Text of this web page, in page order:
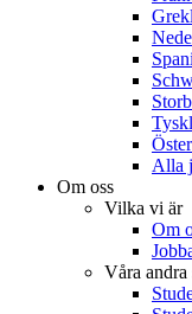
Alla
Om oss
Vilka vi är
Om
Våra andra